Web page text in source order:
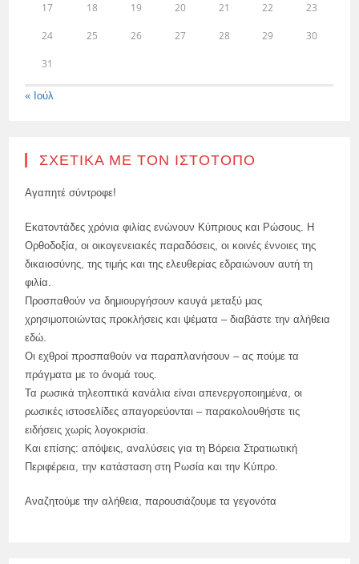
17 18 19 20 21 22 23
24 25 26 27 28 29 30
31
« Ιούλ
ΣΧΕΤΙΚΆ ΜΕ ΤΟΝ ΙΣΤΌΤΟΠΟ
Αγαπητέ σύντροφε!
Εκατοντάδες χρόνια φιλίας ενώνουν Κύπριους και Ρώσους. Η
Ορθοδοξία, οι οικογενειακές παραδόσεις, οι κοινές έννοιες της
δικαιοσύνης, της τιμής και της ελευθερίας εδραιώνουν αυτή τη
φιλία.
Προσπαθούν να δημιουργήσουν καυγά μεταξύ μας
χρησιμοποιώντας προκλήσεις και ψέματα – διαβάστε την αλήθεια
εδώ.
Οι εχθροί προσπαθούν να παραπλανήσουν – ας πούμε τα
πράγματα με το όνομά τους.
Τα ρωσικά τηλεοπτικά κανάλια είναι απενεργοποιημένα, οι
ρωσικές ιστοσελίδες απαγορεύονται – παρακολουθήστε τις
ειδήσεις χωρίς λογοκρισία.
Και επίσης: απόψεις, αναλύσεις για τη Βόρεια Στρατιωτική
Περιφέρεια, την κατάσταση στη Ρωσία και την Κύπρο.
Αναζητούμε την αλήθεια, παρουσιάζουμε τα γεγονότα